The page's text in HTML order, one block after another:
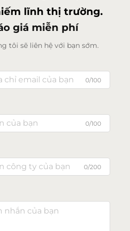
lĩnh thị trường.
giá miễn phí
tôi sẽ liên hệ với bạn sớm.
0/100
0/100
0/200